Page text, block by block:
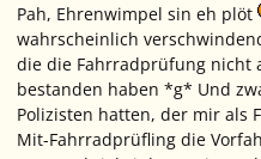
Pah, Ehrenwimpel sin eh plöt
wahrscheinlich
die die Fahrradprüfung nicht
bestanden haben *g* Und
Polizisten hatten, der mir als
Mit-Fahrradprüfling die